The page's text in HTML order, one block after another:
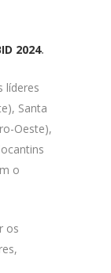
2024.
líderes
Santa
Oeste),
o
os